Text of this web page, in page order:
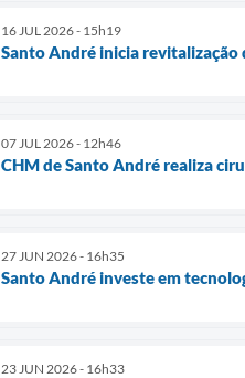
16 JUL 2026 - 15h19
Santo André inicia
07 JUL 2026 - 12h46
CHM de Santo André realiza
27 JUN 2026 - 16h35
Santo André investe em
23 JUN 2026 - 16h33